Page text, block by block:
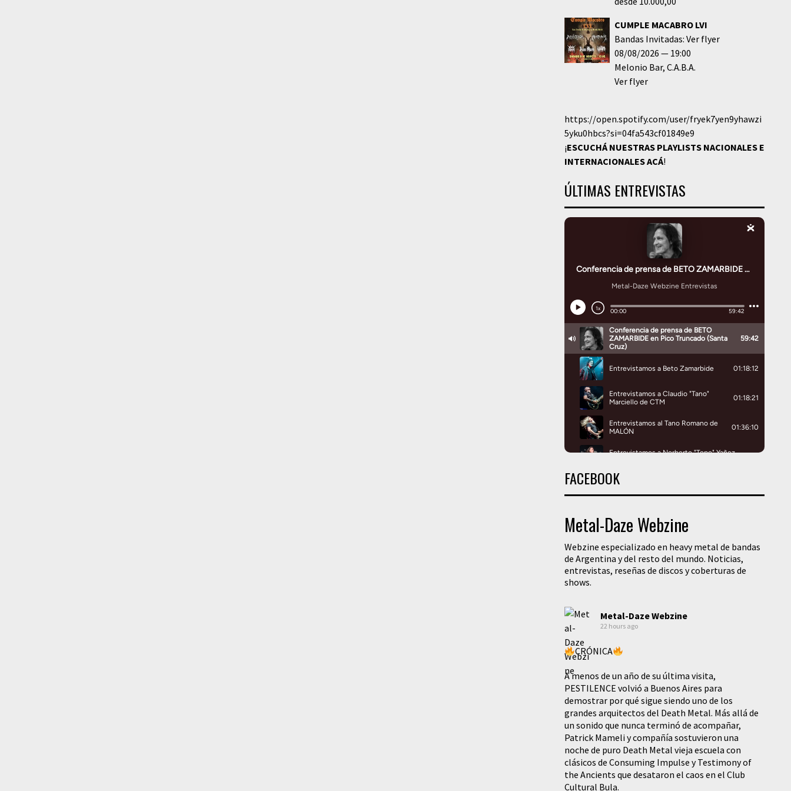
CUMPLE MACABRO LVI
Bandas Invitadas: Ver flyer
08/08/2026
19:00
Melonio Bar C.A.B.A.
Ver flyer
https://open.spotify.com/user/fryek7yen9yhawzi
5yku0hbcs?si=04fa543cf01849e9
¡ESCUCHÁ NUESTRAS PLAYLISTS NACIONALES E
INTERNACIONALESACÁ!
ÚLTIMAS ENTREVISTAS
FACEBOOK
Metal-Daze Webzine
Webzine especializado en heavy metal de bandas
de Argentina y del resto del mundo. Noticias,
entrevistas, reseñas de discos y coberturas de
shows.
Metal-Daze Webzine
22 hours ago
CRÓNICA
A menos de un año de su última visita,
PESTILENCE volvió a Buenos Aires para
demostrar por qué sigue siendo uno de los
grandes arquitectos del Death Metal. Más allá de
un sonido que nunca terminó de acompañar,
Patrick Mameli y compañía sostuvieron una
noche de puro Death Metal vieja escuela con
clásicos de Consuming Impulse y Testimony of
the Ancients que desataron el caos en el Club
Cultural Bula.